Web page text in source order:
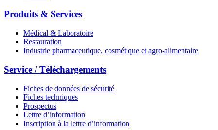
Produits & Services
Médical & Laboratoire
Restauration
Industrie pharmaceutique, cosmétique et agro-alimentaire
Service / Téléchargements
Fiches de données de sécurité
Fiches techniques
Prospectus
Lettre d’information
Inscription à la lettre d’information